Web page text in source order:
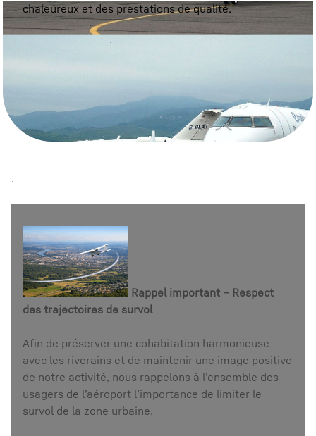
chaleureux et des prestations de qualité.
.
Rappel important – Respect
des trajectoires de survol
Afin de préserver une cohabitation harmonieuse
avec les riverains et de maintenir une image positive
de notre activité, nous rappelons à l’ensemble des
usagers de l’aéroport l’importance de limiter le
survol de la zone urbaine.